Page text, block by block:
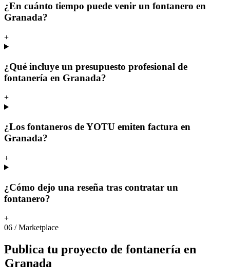
¿En cuánto tiempo puede venir un fontanero en
Granada?
+
¿Qué incluye un presupuesto profesional de
fontanería en Granada?
+
¿Los fontaneros de YOTU emiten factura en
Granada?
+
¿Cómo dejo una reseña tras contratar un
fontanero?
+
06 /Marketplace
Publica tu proyecto de fontanería en
Granada